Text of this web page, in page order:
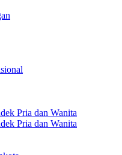
Pria dan Wanita
Pria dan Wanita